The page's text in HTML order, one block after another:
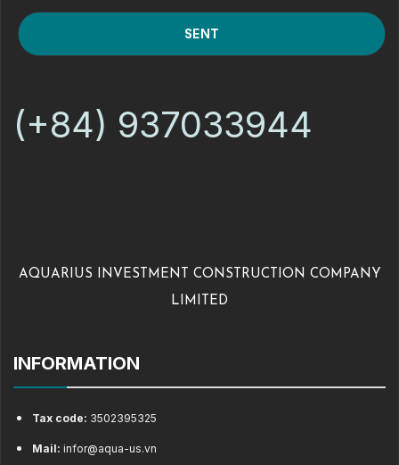
(+84) 937033944
AQUARIUS INVESTMENT CONSTRUCTION COMPANY
LIMITED
INFORMATION
Tax code: 3502395325
Mail: infor@aqua-us.vn